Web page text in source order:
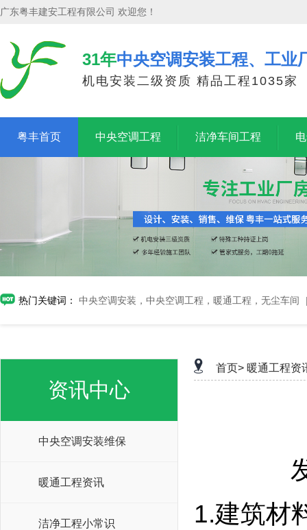
广东粤丰建安工程有限公司 欢迎您！
31年中央空调安装工程、工业
机电安装二级资质 精品工程1035家
粤丰首页 中央空调工程 洁净车间工程
热门关键词： 中央空调安装，中央空调工程，暖通工程，无尘车间
资讯中心
中央空调安装维保
暖通工程资讯
洁净工程小常识
首页> 暖通工程资
1.建筑材